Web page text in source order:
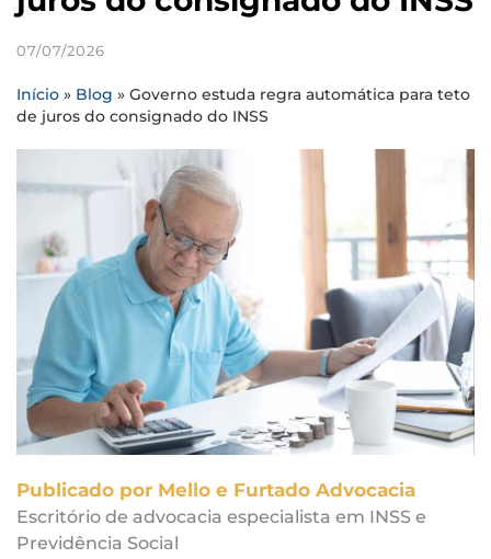
07/07/2026
Início » Blog » Governo estuda regra automática para teto
de juros do consignado do INSS
Publicado por Mello e Furtado Advocacia
Escritório de advocacia especialista em INSS e
Previdência Social